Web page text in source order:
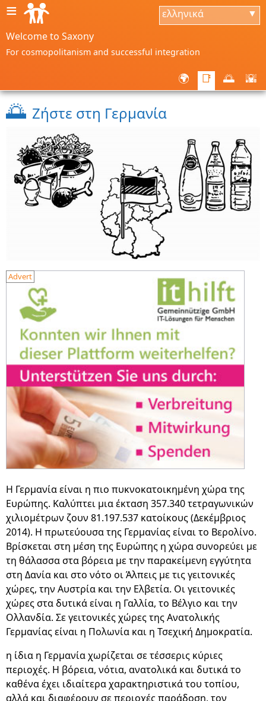
≡ ελληνικά ▼
Welcome to Saxony
For cosmopolitanism and successful integration
🌍 📑 🌅 🌇
🌅 Ζήστε στη Γερμανία
Advert
Η Γερμανία είναι η πιο πυκνοκατοικημένη χώρα της
Ευρώπης. Καλύπτει μια έκταση 357.340 τετραγωνικών
χιλιομέτρων ζουν 81.197.537 κατοίκους (Δεκέμβριος
2014). Η πρωτεύουσα της Γερμανίας είναι το Βερολίνο.
Βρίσκεται στη μέση της Ευρώπης η χώρα συνορεύει με
τη θάλασσα στα βόρεια με την παρακείμενη εγγύτητα
στη Δανία και στο νότο οι Άλπεις με τις γειτονικές
χώρες, την Αυστρία και την Ελβετία. Οι γειτονικές
χώρες στα δυτικά είναι η Γαλλία, το Βέλγιο και την
Ολλανδία. Σε γειτονικές χώρες της Ανατολικής
Γερμανίας είναι η Πολωνία και η Τσεχική Δημοκρατία.
η ίδια η Γερμανία χωρίζεται σε τέσσερις κύριες
περιοχές. Η βόρεια, νότια, ανατολικά και δυτικά το
καθένα έχει ιδιαίτερα χαρακτηριστικά του τοπίου,
αλλά και διαφέρουν σε περιοχές παράδοση, τον